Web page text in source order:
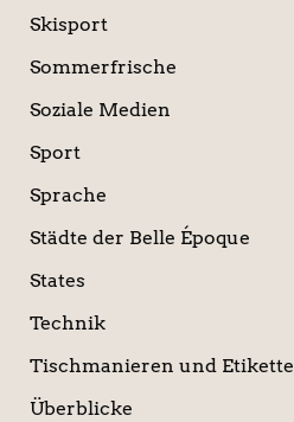
Skisport
Sommerfrische
Soziale Medien
Sport
Sprache
Städte der Belle Époque
States
Technik
Tischmanieren und Etikette
Überblicke